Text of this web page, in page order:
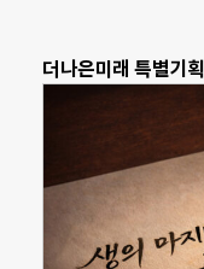
더나은미래 특별기획